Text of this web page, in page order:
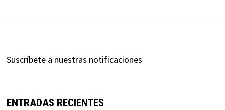
Suscríbete a nuestras notificaciones
ENTRADAS RECIENTES